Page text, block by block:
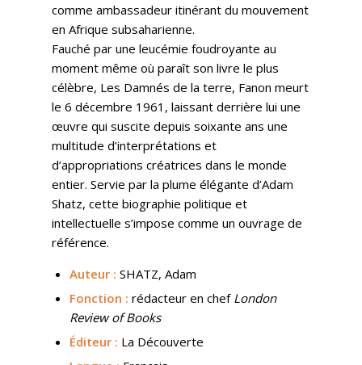
comme ambassadeur itinérant du mouvement
en Afrique subsaharienne.
Fauché par une leucémie foudroyante au
moment même où paraît son livre le plus
célèbre, Les Damnés de la terre, Fanon meurt
le 6 décembre 1961, laissant derrière lui une
œuvre qui suscite depuis soixante ans une
multitude d’interprétations et
d’appropriations créatrices dans le monde
entier. Servie par la plume élégante d’Adam
Shatz, cette biographie politique et
intellectuelle s’impose comme un ouvrage de
référence.
Auteur : SHATZ, Adam
Fonction : rédacteur en chef London
Review of Books
Éditeur : La Découverte